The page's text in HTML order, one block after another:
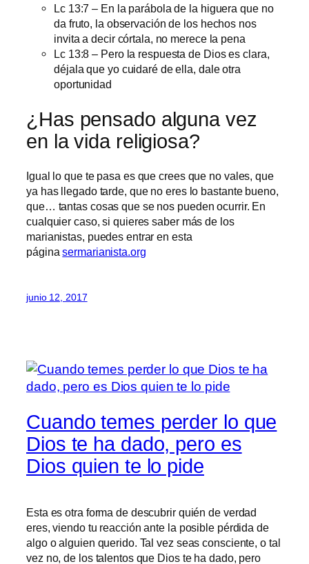
Lc 13:7 – En la parábola de la higuera que no
da fruto, la observación de los hechos nos
invita a decir córtala, no merece la pena
Lc 13:8 – Pero la respuesta de Dios es clara,
déjala que yo cuidaré de ella, dale otra
oportunidad
¿Has pensado alguna vez
en la vida religiosa?
Igual lo que te pasa es que crees que no vales, que
ya has llegado tarde, que no eres lo bastante bueno,
que… tantas cosas que se nos pueden ocurrir. En
cualquier caso, si quieres saber más de los
marianistas, puedes entrar en esta
páginasermarianista.org
junio 12, 2017
Cuando temes perder lo que
Dios te ha dado, pero es
Dios quien te lo pide
Esta es otra forma de descubrir quién de verdad
eres, viendo tu reacción ante la posible pérdida de
algo o alguien querido. Tal vez seas consciente, o tal
vez no, de los talentos que Dios te ha dado, pero